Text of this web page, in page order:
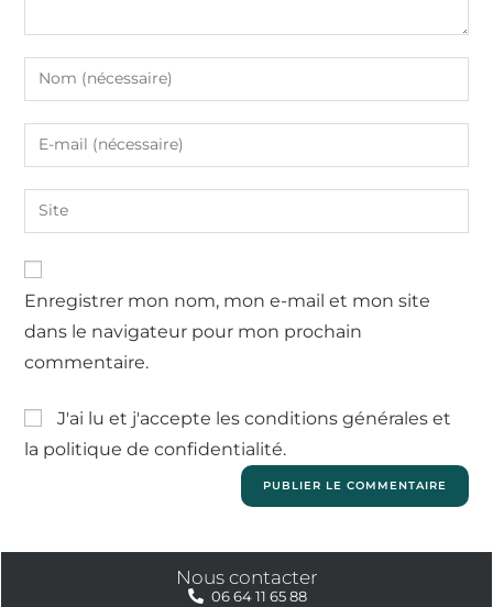
Enregistrer mon nom, mon e-mail et mon site
dans le navigateur pour mon prochain
commentaire.
J'ai lu et j'accepte les conditions générales et
la politique de confidentialité.
Nous contacter
06 64 11 65 88